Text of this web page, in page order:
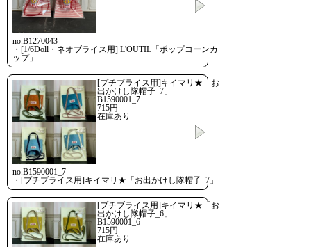
no.B1270043
・[1/6Doll・ネオブライス用] L'OUTIL「ポップコーンカ
ップ」
[プチブライス用]キイマリ★「お
出かけし隊帽子_7」
B1590001_7
715円
在庫あり
no.B1590001_7
・[プチブライス用]キイマリ★「お出かけし隊帽子_7」
[プチブライス用]キイマリ★「お
出かけし隊帽子_6」
B1590001_6
715円
在庫あり